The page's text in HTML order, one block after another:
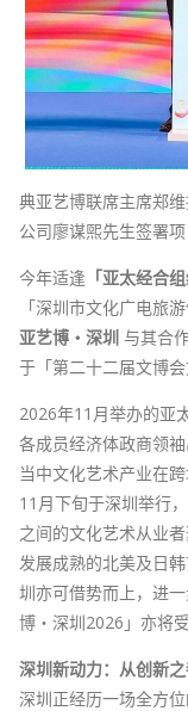
典亚艺博联席主席郑
公司廖谋煕先生签署
今年适逢 「亚太经合
「深圳市文化广电旅
亚艺博‧深圳 与其合
于「第二十二届文博
2026年11月举办的亚
各成员经济体政商领
当中文化艺术产业在
11月下旬于深圳举行
之间的文化艺术从业
发展成熟的北美及日
圳亦可借势而上，进
博‧深圳2026」亦将
深圳新动力：从创新
深圳正经历一场全方